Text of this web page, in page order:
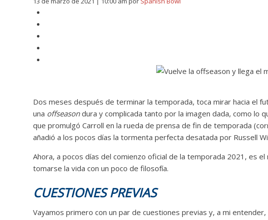
Dos meses después de terminar la temporada, toca mirar hacia el
una offseasondura y complicada tanto por la imagen dada, como lo
que promulgó Carroll en la rueda de prensa de fin de temporada
añadió a los pocos días la tormenta perfecta desatada por Russell
Ahora, a pocos días del comienzo oficial de la temporada 2021, es
tomarse la vida con un poco de filosofía.
CUESTIONES PREVIAS
Vayamos primero con un par de cuestiones previas y, a mi